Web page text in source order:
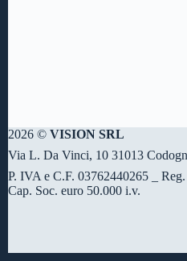
2026 © VISION SRL
Via L. Da Vinci, 10 31013
P. IVA e C.F. 03762440265 _
Cap. Soc. euro 50.000 i.v.